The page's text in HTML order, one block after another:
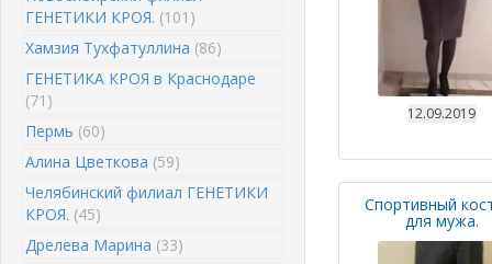
ГЕНЕТИКИ КРОЯ. (101)
Хамзия Тухфатуллина (86)
ГЕНЕТИКА КРОЯ в Краснодаре
(71)
Пермь (60)
Алина Цветкова (59)
Челябинский филиал ГЕНЕТИКИ
КРОЯ. (45)
Дрелева Марина (33)
12.09.2019
Спортивный
для мужа.